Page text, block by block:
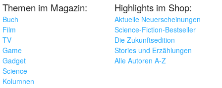
Themen im Magazin:
Buch
Film
TV
Game
Gadget
Science
Kolumnen
Highlights im Shop:
Aktuelle Neuerscheinungen
Science-Fiction-Bestseller
Die Zukunftsedition
Stories und Erzählungen
Alle Autoren A-Z